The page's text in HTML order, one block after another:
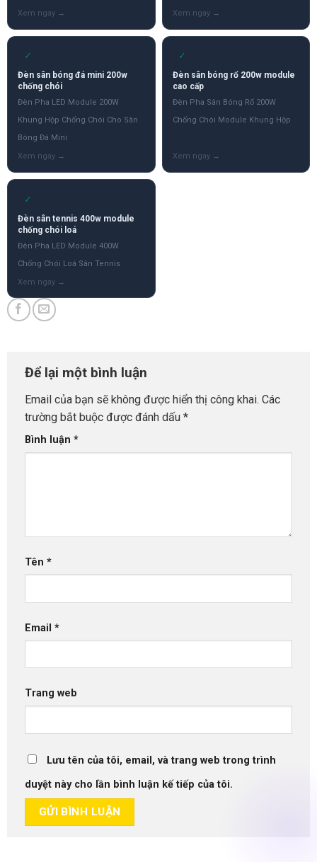
✓
Đèn sân bóng đá mini 200w
chống chói
Đèn Pha LED Module 200W
Khung Hộp Chống Chói Cho Sân
Bóng Đá Mini
✓
Đèn sân bóng rổ 200w module
cao cấp
Đèn Pha Sân Bóng Rổ 200W
Chống Chói Module Khung Hộp
✓
Đèn sân tennis 400w module
chống chói loá
Đèn Pha LED Module 400W
Chống Chói Loá Sân Tennis
Để lại một bình luận
Email của bạn sẽ không được hiển thị công khai. Các
trường bắt buộc được đánh dấu *
Bình luận *
Tên *
Email *
Trang web
Lưu tên của tôi, email, và trang web trong trình
duyệt này cho lần bình luận kế tiếp của tôi.